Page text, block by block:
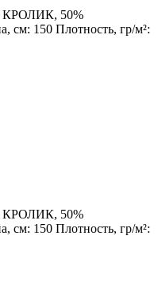
КРОЛИК, 50%
см: 150 Плотность, гр/м²:
КРОЛИК, 50%
см: 150 Плотность, гр/м²: